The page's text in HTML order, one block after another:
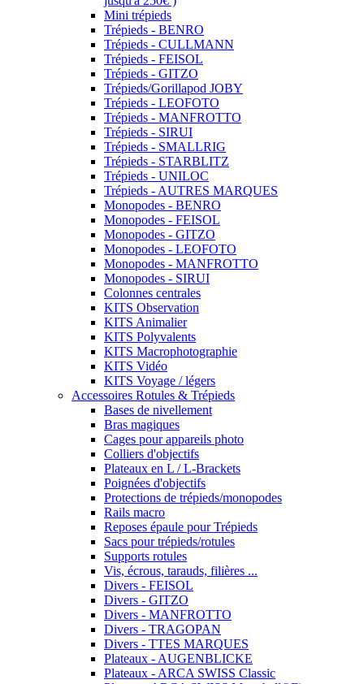
Mini trépieds
Trépieds - BENRO
Trépieds - CULLMANN
Trépieds - FEISOL
Trépieds - GITZO
Trépieds/Gorillapod JOBY
Trépieds - LEOFOTO
Trépieds - MANFROTTO
Trépieds - SIRUI
Trépieds - SMALLRIG
Trépieds - STARBLITZ
Trépieds - UNILOC
Trépieds - AUTRES MARQUES
Monopodes - BENRO
Monopodes - FEISOL
Monopodes - GITZO
Monopodes - LEOFOTO
Monopodes - MANFROTTO
Monopodes - SIRUI
Colonnes centrales
KITS Observation
KITS Animalier
KITS Polyvalents
KITS Macrophotographie
KITS Vidéo
KITS Voyage / légers
Accessoires Rotules & Trépieds
Bases de nivellement
Bras magiques
Cages pour appareils photo
Colliers d'objectifs
Plateaux en L / L-Brackets
Poignées d'objectifs
Protections de trépieds/monopodes
Rails macro
Reposes épaule pour Trépieds
Sacs pour trépieds/rotules
Supports rotules
Vis, écrous, tarauds, filières ...
Divers - FEISOL
Divers - GITZO
Divers - MANFROTTO
Divers - TRAGOPAN
Divers - TTES MARQUES
Plateaux - AUGENBLICKE
Plateaux - ARCA SWISS Classic